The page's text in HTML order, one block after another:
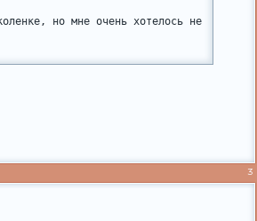
но мне очень хотелось не
3